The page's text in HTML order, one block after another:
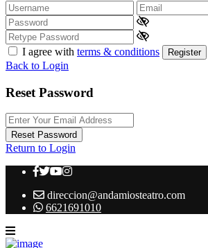
I agree with terms & conditions Register
Back to Login
Reset Password
Reset Password
Return to Login
direccion@andamiosteatro.com
6621691010